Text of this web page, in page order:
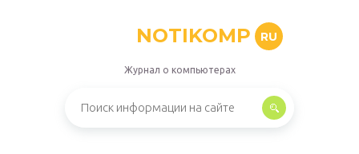
NOTIKOMP RU
Журнал о компьютерах